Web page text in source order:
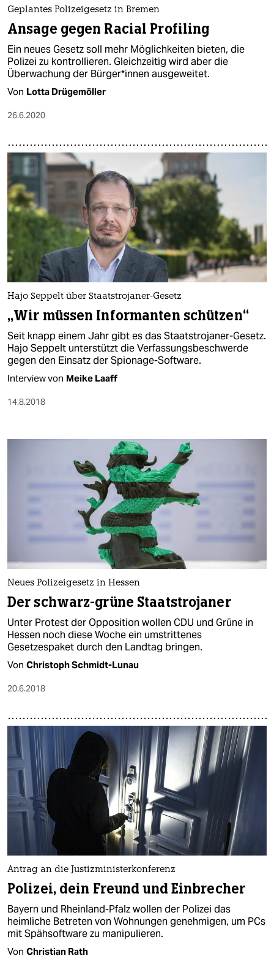
Geplantes Polizeigesetz in Bremen
Ansage gegen Racial Profiling
Ein neues Gesetz soll mehr Möglichkeiten bieten, die
Polizei zu kontrollieren. Gleichzeitig wird aber die
Überwachung der Bürger*innen ausgeweitet.
Von Lotta Drügemöller
26.6.2020
Hajo Seppelt über Staatstrojaner-Gesetz
„Wir müssen Informanten schützen“
Seit knapp einem Jahr gibt es das Staatstrojaner-Gesetz.
Hajo Seppelt unterstützt die Verfassungsbeschwerde
gegen den Einsatz der Spionage-Software.
Interview von Meike Laaff
14.8.2018
Neues Polizeigesetz in Hessen
Der schwarz-grüne Staatstrojaner
Unter Protest der Opposition wollen CDU und Grüne in
Hessen noch diese Woche ein umstrittenes
Gesetzespaket durch den Landtag bringen.
Von Christoph Schmidt-Lunau
20.6.2018
Antrag an die Justizministerkonferenz
Polizei, dein Freund und Einbrecher
Bayern und Rheinland-Pfalz wollen der Polizei das
heimliche Betreten von Wohnungen genehmigen, um PCs
mit Spähsoftware zu manipulieren.
Von Christian Rath